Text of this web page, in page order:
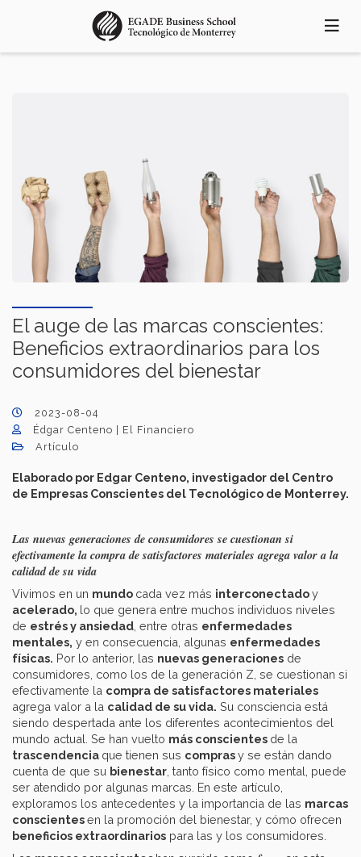
principal
El auge de las marcas conscientes:
Beneficios extraordinarios para los
consumidores del bienestar
2023-08-04
Édgar Centeno | El Financiero
Artículo
Elaborado por Edgar Centeno, investigador del Centro
de Empresas Conscientes del Tecnológico de Monterrey.
Las nuevas generaciones de consumidores se cuestionan si
efectivamente la compra de satisfactores materiales agrega valor a la
calidad de su vida
Vivimos en un mundo cada vez más interconectadoy
acelerado, lo que genera entre muchos individuos niveles
de estrés y ansiedad , entre otras enfermedades
mentales, y en consecuencia, algunas enfermedades
físicas. Por lo anterior, las nuevas generaciones de
consumidores, como los de la generación Z, se cuestionan si
efectivamente la compra de satisfactores materiales
agrega valor a la calidad de su vida. Su consciencia está
siendo despertada ante los diferentes acontecimientos del
mundo actual. Se han vuelto más conscientes de la
trascendencia que tienen sus comprasy se están dando
cuenta de que su bienestar , tanto físico como mental, puede
ser atendido por algunas marcas. En este artículo,
exploramos los antecedentes y la importancia de las marcas
conscientesen la promoción del bienestar, y cómo ofrecen
beneficios extraordinarios para las y los consumidores.